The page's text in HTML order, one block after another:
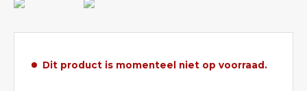
Dit product is momenteel niet op voorraad.